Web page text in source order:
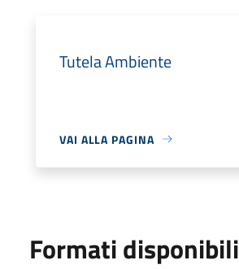
Tutela Ambiente
VAI ALLA PAGINA
Formati disponibili